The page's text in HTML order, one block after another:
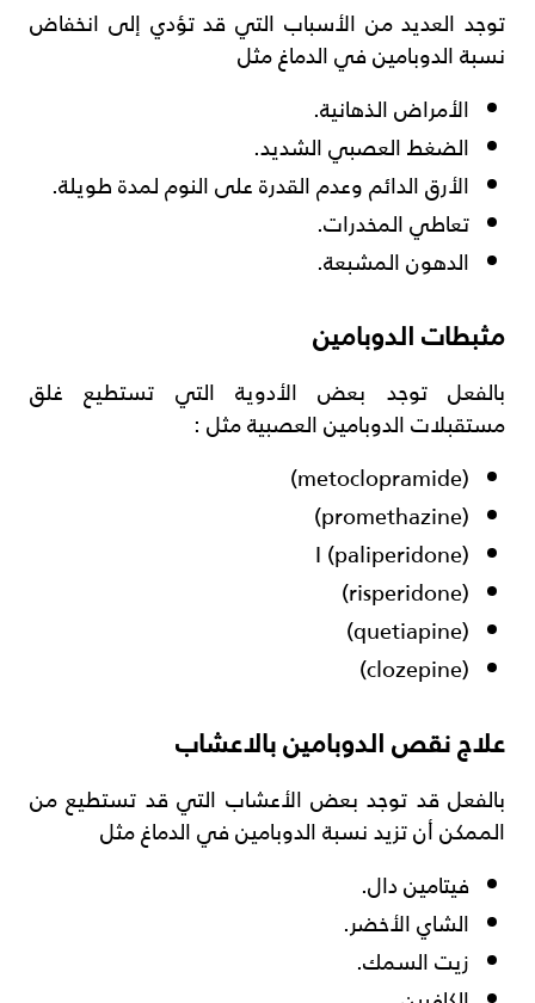
توجد العديد من الأسباب التي قد تؤدي إلى انخفاض
نسبة الدوبامين في الدماغ مثل
الأمراض الذهانية.
الضغط العصبي الشديد.
الأرق الدائم وعدم القدرة على النوم لمدة طويلة.
تعاطي المخدرات.
الدهون المشبعة.
مثبطات الدوبامين
بالفعل توجد بعض الأدوية التي تستطيع غلق
مستقبلات الدوبامين العصبية مثل :
(metoclopramide)
(promethazine)
I (paliperidone)
(risperidone)
(quetiapine)
(clozepine)
علاج نقص الدوبامين بالاعشاب
بالفعل قد توجد بعض الأعشاب التي قد تستطيع من
الممكن أن تزيد نسبة الدوبامين في الدماغ مثل
فيتامين دال.
الشاي الأخضر.
زيت السمك.